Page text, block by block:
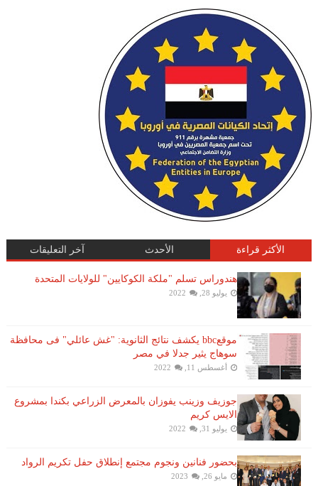
الأكثر قراءة الأحدث آخر التعليقات
هندوراس تسلم "ملكة الكوكايين" للولايات المتحدة
يوليو 28, 2022
موقعbbc يكشف نتائج الثانوية: "غش عائلي" فى محافظة
سوهاج يثير جدلا في مصر
أغسطس 11, 2022
جوزيف وزينب يفوزان بالمعرض الزراعي بكندا بمشروع
الايس كريم
يوليو 31, 2022
بحضور فنانين ونجوم مجتمع إنطلاق حفل تكريم الرواد
مايو 26, 2023